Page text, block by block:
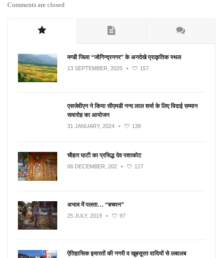
Comments are closed
मण्डी जिला “जोगिन्द्रनगर” के अनदेखे प्राकृतिक स्थल
13 SEPTEMBER, 2025 • 157
एसजेवीएन ने किया सीएमडी नन्‍द लाल शर्मा के लिए विदाई सम्मान
समारोह का आयोजन
31 JANUARY, 2024 • 139
चौहार घाटी का प्रसिद्ध देव पशाकोट
06 DECEMBER, 202 • 127
अभाव में पलता… “बचपन”
25 JULY, 2019 • 97
ऐतिहासिक इमारतों की नगरी व खूबसूरत वादियों से लबालब